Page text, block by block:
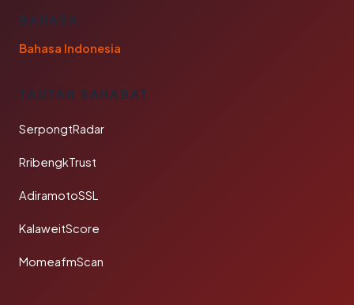
BAHASA
Bahasa Indonesia
TAUTAN SAHABAT
SerpongtRadar
RribengkTrust
AdiramotoSSL
KalaweitScore
MomeafmScan